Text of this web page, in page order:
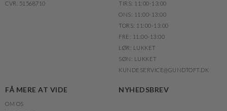
CVR. 51568710
TIRS: 11:00-13:00
ONS: 11:00-13:00
TORS: 11:00-13:00
FRE: 11:00-13:00
LØR: LUKKET
SØN: LUKKET
KUNDESERVICE@GUNDTOFT.DK
FÅ MERE AT VIDE
OM OS
NYHEDSBREV